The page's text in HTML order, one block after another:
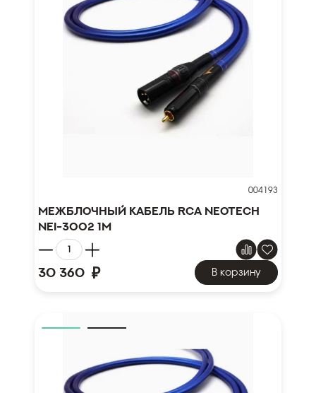
004193
Межблочный кабель RCA NEOTECH
NEI-3002 1м
30 360 ₽ В корзину